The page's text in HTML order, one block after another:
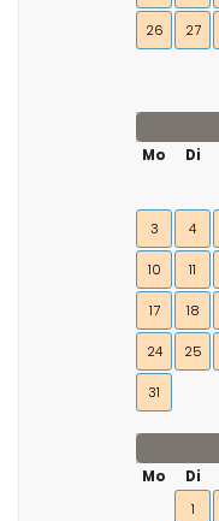
26 27
Mo
Di
3 4
10 11
17 18
24 25
31
Mo
Di
1